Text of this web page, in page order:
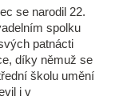
se narodil 22.
spolku
patnácti
díky němuž se
školu umění
i v